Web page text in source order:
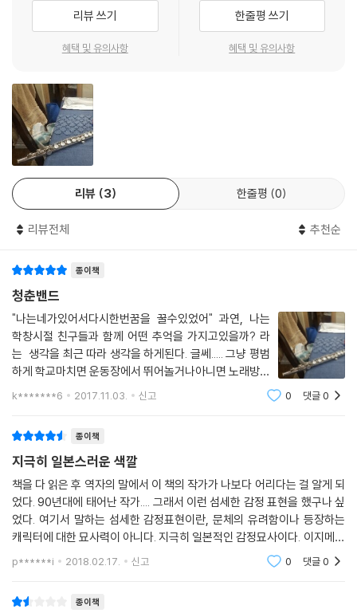
뜨거운 젊음을 위한 바람의 노래
이 소설에서 악기 또는 소리는 등장인물들을 묘사하는 중요한 도구이다.
의 성격과 심경을 대변한다. 원래 사냥에서 사람들을 이끄는 피리로 쓰였
던 호른은 동아리 부원 모두를 이끌고 꿈을 이뤄내야 하는 다이시를 표현
하고 있으며, 늘 맨 뒷자리에 있지만 묵묵하게 다른 악기들을 지탱하는 드
럼은 시온의 성격을 드러낸다. 잠깐씩 등장하는 부원들 또한 연주하는 악
기의 음색과 성격이 닮아 있다.
악기는 공기를 진동시켜 소리를 내기 때문에 연주하는 사람의 숨결에 따
라, 주변 공기에 따라 소리가 달라진다. 자신 때문에, 그리고 주변 사람 때
문에 하루에도 수십 번씩 변하는 청춘들의 감정이, 연주할 때마다 미묘하
따라가는 소설이기 때문에 직접적인 심리 묘사도 적지 않지만, 악기 소리
를 통한 간접적인 심리 묘사가 더해짐으로써 작품이 더 풍성해졌다.
삼 년 전에 중요한 것을 잃어버리고 왔다. 무엇을 잃었는지 찾지 않으려고
했다. 원래부터 없었던 거라고 믿었다. 하지만 그것을 두고 온 장소에는 구
멍이 뻥 뚫려서, 언제나 거기에 발이 걸렸다. 그때마다 무엇을 잃어버렸으
며, 자신이 그것을 얼마나 소중히 여겼는지를 깨닫게 되었다. 시온은 그런
287쪽
가슴에 상처를 안고 있는 소년과 소녀는 옥상에서 음악을 계기로 만나게
되고 서로의 상처를 보듬으며 한 걸음씩 성장해간다. ‘옥상의 윈드노츠(wi
ndnauts, 바람을 타는 사람들)’라는 제목처럼, 끊임없이 바람에 흔들리면
서도 더 멀리 날아가고자 하는 이들의 모습이 따뜻하게 그려진다. ‘무엇을
이룰지’보다 ‘무엇을 포기할지’를 먼저 결정해야 하는 요즘 젊은이들에게
위로를 건넨다는 점에서 의미 있는 소설이다.
학창 시절 기억을 떠올려보면 아마도 반에 한두 명쯤은 있었을 것이다. 반
리뷰 쓰기
혜택 및 유의사항
한줄평 쓰기
혜택 및 유의사항
리뷰 3 한줄평 0
리뷰전체 추천순
종이책
청춘밴드
"나는네가있어서다시한번꿈을 꿀수있었어" 과연, 나는
학창시절 친구들과 함께 어떤 추억을 가지고있을까? 라
는 생각을 최근 따라 생각을 하게된다. 글쎄..... 그냥 평범
하게 학교마치면 운동장에서 뛰어놀거나아니면 노래방가
거나 , 여행을 다니는것이늘 친구들 이랑 만나면 하는 것
k*******6 2017.11.03. 신고 0 댓글0
종이책
지극히 일본스러운 색깔
책을 다 읽은 후 역자의 말에서 이 책의 작가가 나보다 어리다는 걸 알게 되
었다. 90년대에 태어난 작가.... 그래서 이런 섬세한 감정 표현을 했구나 싶
었다. 여기서 말하는 섬세한 감정표현이란, 문체의 유려함이나 등장하는
캐릭터에 대한 묘사력이 아니다. 지극히 일본적인 감정묘사이다. 이지메가
빈번한 나라답게 학생을 주인공으로 한 소설에서의 교우관계에 대한 묘사
를 의미한
p******i 2018.02.17. 신고 0 댓글0
종이책